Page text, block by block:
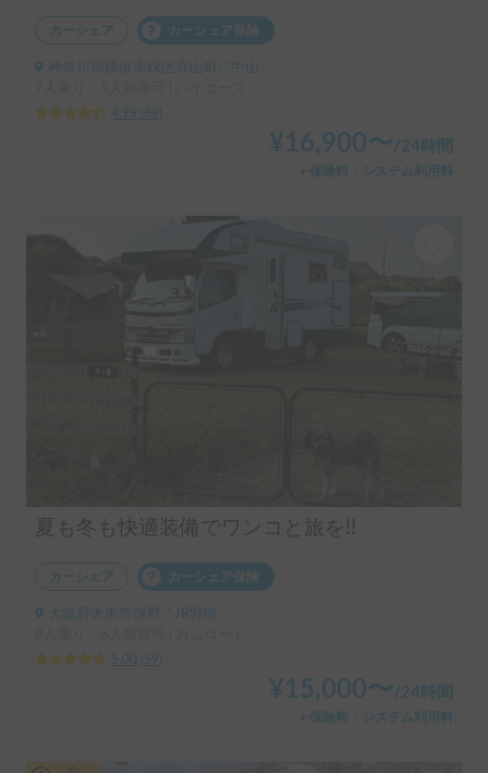
カーシェア カーシェア保険
神奈川県横浜市緑区寺山町, ' 中山
4.99
69
¥ 16,900〜/24時間
＋保険料・システム利用料
夏も冬も快適装備でワンコと旅を!!
カーシェア カーシェア保険
大阪府大東市深野, ' JR野崎
5.00
59
¥ 15,000〜/24時間
＋保険料・システム利用料